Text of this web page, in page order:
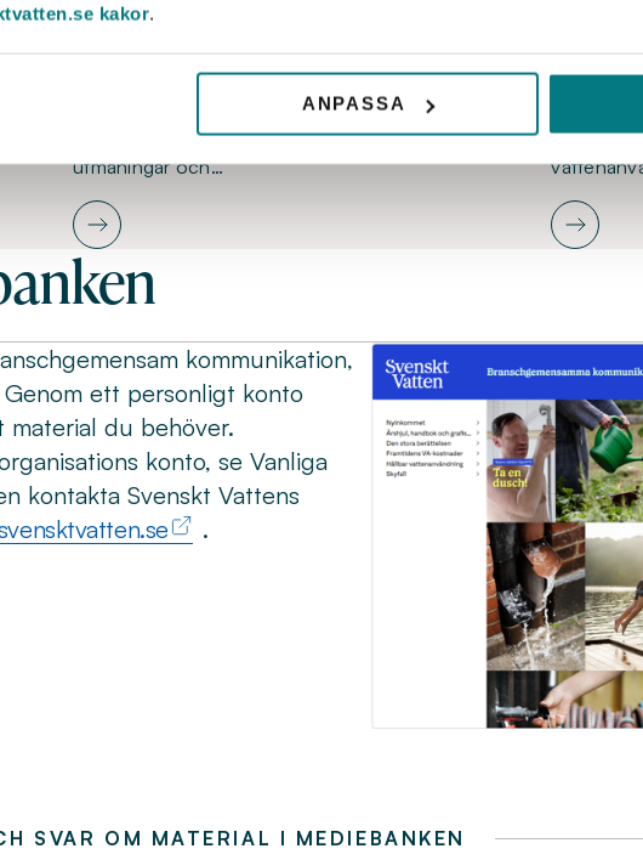
kakor.
ANPASSA
Framtidens VA-kostnader
Enligt Svenskt Vattens investeringsrapport (2020)
behöver VA-taxorna fördubblas de kommande 20
åren. Rapporten belyser våra stora gemensamma
utmaningar och…
koncept
kommunikation,
Genom ett personligt konto
du behöver.
konto, se Vanliga
kontakta Svenskt Vattens
.
SVAR OM MATERIAL I MEDIEBANKEN